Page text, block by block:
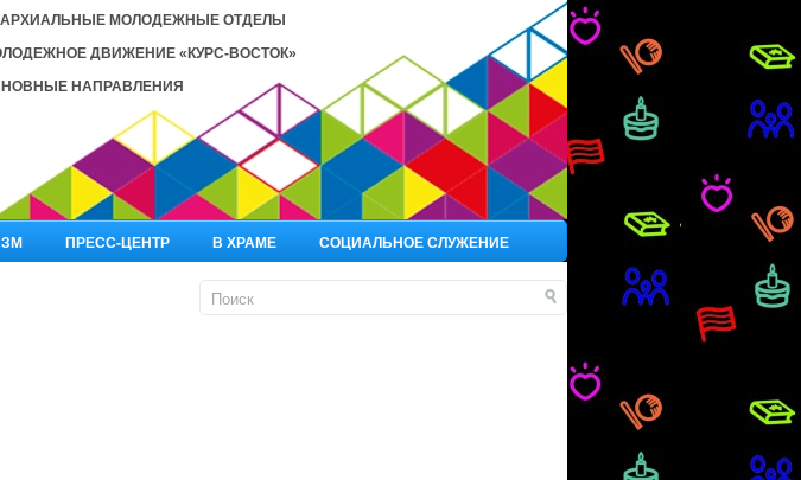
МОЛОДЕЖНЫЕ ОТДЕЛЫ
ДВИЖЕНИЕ «КУРС-ВОСТОК»
НАПРАВЛЕНИЯ
ПРЕСС-ЦЕНТР В ХРАМЕ СОЦИАЛЬНОЕ СЛУЖЕНИЕ